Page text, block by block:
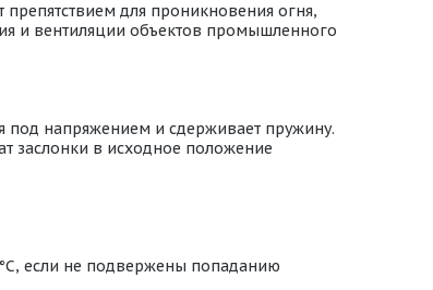
для проникновения огня,
и вентиляции объектов промышленного
под напряжением и сдерживает пружину.
заслонки в исходное положение
если не подвержены попаданию